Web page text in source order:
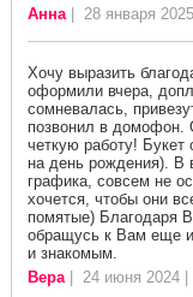
Анна| 28 января
Хочу выразить
оформили вчера,
сомневалась,
позвонил в домофон.
четкую работу!
на день рождения). В
графика, совсем не
хочется, чтобы они
помятые) Благодаря
обращусь к Вам еще и
и знакомым.
Вера| 24 июня 2024 |